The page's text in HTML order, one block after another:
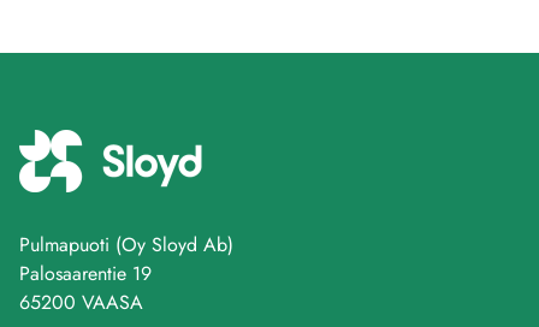
Pulmapuoti (Oy Sloyd Ab)
Palosaarentie 19
65200 VAASA